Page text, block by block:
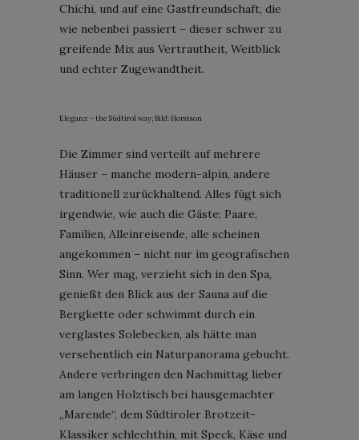
Chichi, und auf eine Gastfreundschaft, die
wie nebenbei passiert – dieser schwer zu
greifende Mix aus Vertrautheit, Weitblick
und echter Zugewandtheit.
Eleganz – the Südtirol way; Bild: Horstson
Die Zimmer sind verteilt auf mehrere
Häuser – manche modern-alpin, andere
traditionell zurückhaltend. Alles fügt sich
irgendwie, wie auch die Gäste: Paare,
Familien, Alleinreisende, alle scheinen
angekommen – nicht nur im geografischen
Sinn. Wer mag, verzieht sich in den Spa,
genießt den Blick aus der Sauna auf die
Bergkette oder schwimmt durch ein
verglastes Solebecken, als hätte man
versehentlich ein Naturpanorama gebucht.
Andere verbringen den Nachmittag lieber
am langen Holztisch bei hausgemachter
„Marende“, dem Südtiroler Brotzeit-
Klassiker schlechthin, mit Speck, Käse und